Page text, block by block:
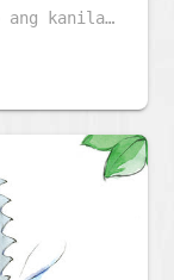
Si Ki and Dee ay magkapatid. Ano ang kanilang ginagawa sa buong araw?